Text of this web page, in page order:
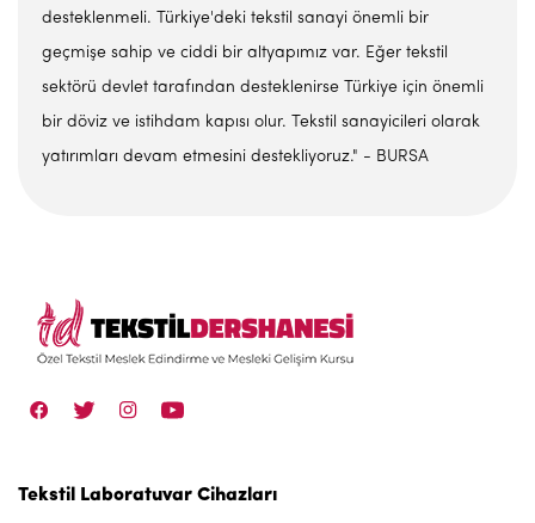
desteklenmeli. Türkiye'deki tekstil sanayi önemli bir
geçmişe sahip ve ciddi bir altyapımız var. Eğer tekstil
sektörü devlet tarafından desteklenirse Türkiye için önemli
bir döviz ve istihdam kapısı olur. Tekstil sanayicileri olarak
yatırımları devam etmesini destekliyoruz." - BURSA
Tekstil Laboratuvar Cihazları